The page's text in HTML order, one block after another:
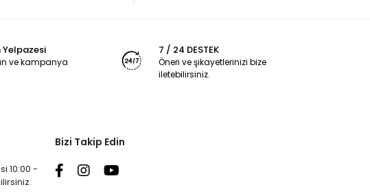
Yelpazesi
ve kampanya
7 / 24 DESTEK
Öneri ve şikayetlerinizi bize
iletebilirsiniz.
10:00 -
Bizi Takip Edin